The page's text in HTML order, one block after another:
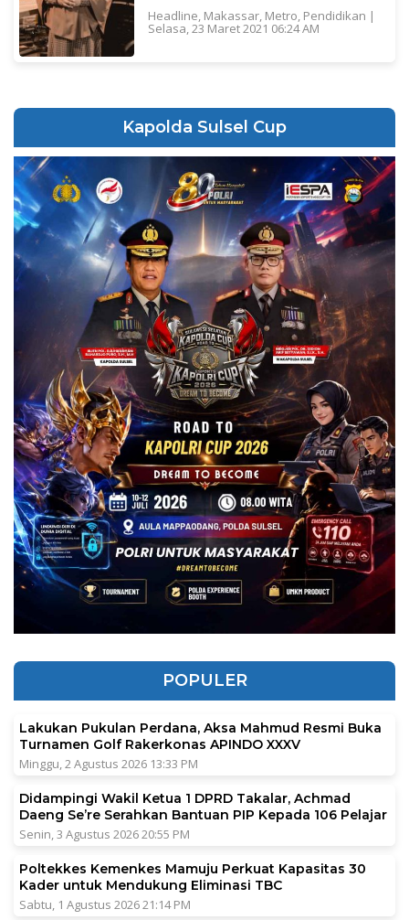
Headline, Makassar, Metro, Pendidikan |
Selasa, 23 Maret 2021 06:24 AM
Kapolda Sulsel Cup
POPULER
Lakukan Pukulan Perdana, Aksa Mahmud Resmi Buka
Turnamen Golf Rakerkonas APINDO XXXV
Minggu, 2 Agustus 2026 13:33 PM
Didampingi Wakil Ketua 1 DPRD Takalar, Achmad
Daeng Se’re Serahkan Bantuan PIP Kepada 106 Pelajar
Senin, 3 Agustus 2026 20:55 PM
Poltekkes Kemenkes Mamuju Perkuat Kapasitas 30
Kader untuk Mendukung Eliminasi TBC
Sabtu, 1 Agustus 2026 21:14 PM